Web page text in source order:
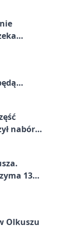
nabór
134
Olkuszu